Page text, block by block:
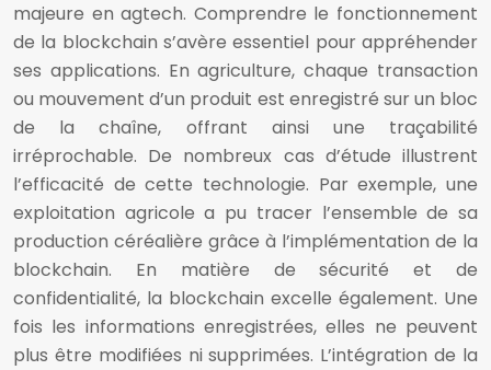
majeure en agtech. Comprendre le fonctionnement
de la blockchain s’avère essentiel pour appréhender
ses applications. En agriculture, chaque transaction
ou mouvement d’un produit est enregistré sur un bloc
de la chaîne, offrant ainsi une traçabilité
irréprochable. De nombreux cas d’étude illustrent
l’efficacité de cette technologie. Par exemple, une
exploitation agricole a pu tracer l’ensemble de sa
production céréalière grâce à l’implémentation de la
blockchain. En matière de sécurité et de
confidentialité, la blockchain excelle également. Une
fois les informations enregistrées, elles ne peuvent
plus être modifiées ni supprimées. L’intégration de la